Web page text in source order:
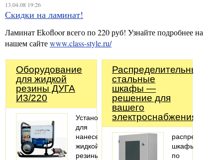
13.04.08 19:26
Скидки на ламинат!
Ламинат Ekofloor всего по 220 руб! Узнайте подробнее на
нашем сайтеwww.class-style.ru/
Оборудование
для жидкой
резины ДУГА
И3/220
Установка
для
нанесения
жидкой
резины
Распределительные
стальные
шкафы —
решение для
вашего
электроснабжения!
шкафы
по